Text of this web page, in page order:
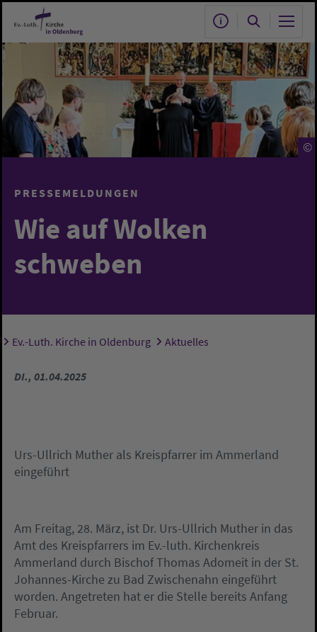
Zum Hauptinhalt springen
©
PRESSEMELDUNGEN
Wie auf Wolken
schweben
Sie sind hier:
Ev.-Luth. Kirche in Oldenburg Aktuelles
DI., 01.04.2025
Urs-Ullrich Muther als Kreispfarrer im Ammerland
eingeführt
Am Freitag, 28. März, ist Dr. Urs-Ullrich Muther in das
Amt des Kreispfarrers im Ev.-luth. Kirchenkreis
Ammerland durch Bischof Thomas Adomeit in der St.
Johannes-Kirche zu Bad Zwischenahn eingeführt
worden. Angetreten hat er die Stelle bereits Anfang
Februar.